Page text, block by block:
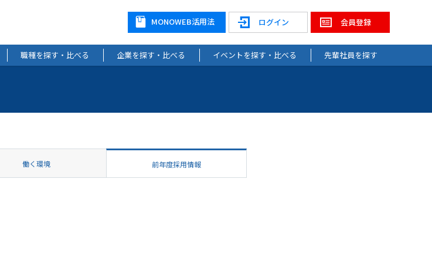
会員登録
ログイン
MONOWEB活用法
職種を探す・比べる 企業を探す・比べる イベントを探す・比べる 先輩社員を探す
働く環境 前年度採用情報